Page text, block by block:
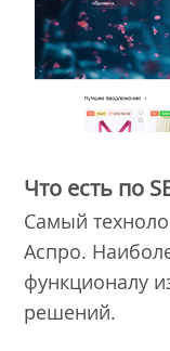
Что есть по
Самый
Аспро.
функционалу
решений.